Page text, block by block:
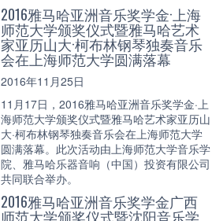
2016雅马哈亚洲音乐奖学金·上海
师范大学颁奖仪式暨雅马哈艺术
家亚历山大·柯布林钢琴独奏音乐
会在上海师范大学圆满落幕
2016年11月25日
11月17日，2016雅马哈亚洲音乐奖学金·上
海师范大学颁奖仪式暨雅马哈艺术家亚历山
大·柯布林钢琴独奏音乐会在上海师范大学
圆满落幕。此次活动由上海师范大学音乐学
院、雅马哈乐器音响（中国）投资有限公司
共同联合举办。
2016雅马哈亚洲音乐奖学金广西
师范大学颁奖仪式暨沈阳音乐学